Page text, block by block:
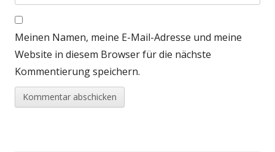
Meinen Namen, meine E-Mail-Adresse und meine
Website in diesem Browser für die nächste
Kommentierung speichern.